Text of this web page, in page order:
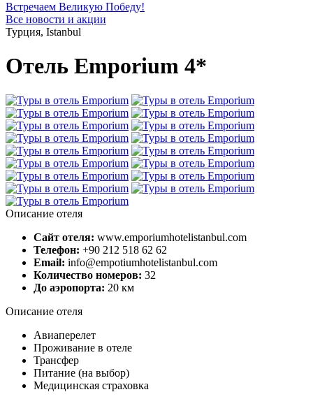
Встречаем Великую Победу!
Все новости и акции
Турция, Istanbul
Отель Emporium 4*
Описание отеля
Сайт отеля: www.emporiumhotelistanbul.com
Телефон: +90 212 518 62 62
Email: info@empotiumhotelistanbul.com
Количество номеров: 32
До аэропорта: 20 км
Описание отеля
Авиаперелет
Проживание в отеле
Трансфер
Питание (на выбор)
Медицинская страховка